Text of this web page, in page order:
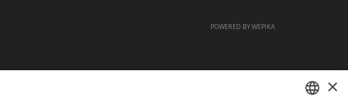
POWERED BYWEPIKA
×